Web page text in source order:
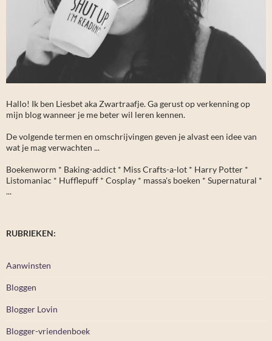
Hallo! Ik ben Liesbet aka Zwartraafje. Ga gerust op verkenning op
mijn blog wanneer je me beter wil leren kennen.
De volgende termen en omschrijvingen geven je alvast een idee van
wat je mag verwachten ...
Boekenworm * Baking-addict * Miss Crafts-a-lot * Harry Potter *
Listomaniac * Hufflepuff * Cosplay * massa's boeken * Supernatural *
...
RUBRIEKEN:
Aanwinsten
Bloggen
Blogger Lovin
Blogger-vriendenboek